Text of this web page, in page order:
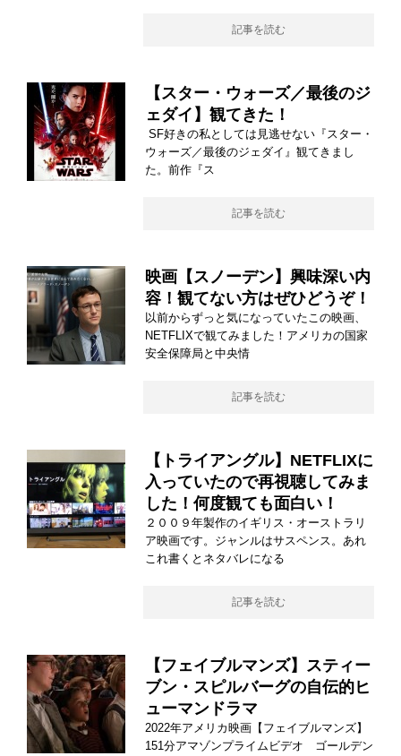
記事を読む
【スター・ウォーズ／最後のジ
ェダイ】観てきた！
SF好きの私としては見逃せない『スター・
ウォーズ／最後のジェダイ』観てきまし
た。前作『ス
記事を読む
映画【スノーデン】興味深い内
容！観てない方はぜひどうぞ！
以前からずっと気になっていたこの映画、
NETFLIXで観てみました！アメリカの国家
安全保障局と中央情
記事を読む
【トライアングル】NETFLIXに
入っていたので再視聴してみま
した！何度観ても面白い！
２００９年製作のイギリス・オーストラリ
ア映画です。ジャンルはサスペンス。あれ
これ書くとネタバレになる
記事を読む
【フェイブルマンズ】スティー
ブン・スピルバーグの自伝的ヒ
ューマンドラマ
2022年アメリカ映画【フェイブルマンズ】
151分アマゾンプライムビデオ ゴールデン